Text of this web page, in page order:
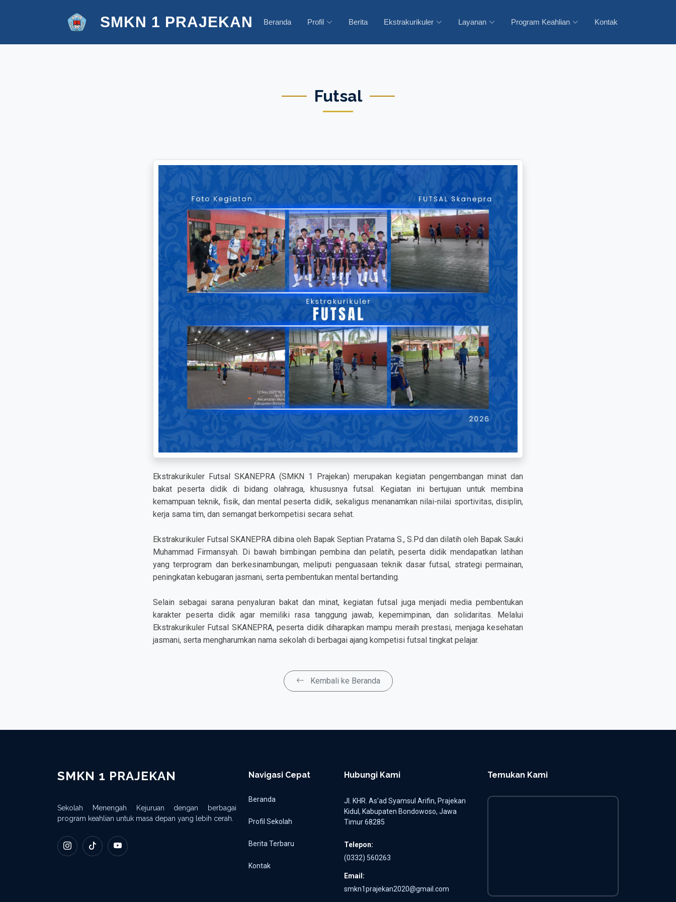
SMKN 1 PRAJEKAN Beranda Profil Berita Ekstrakurikuler Layanan Program Keahlian Kontak
Futsal
Ekstrakurikuler Futsal SKANEPRA (SMKN 1 Prajekan) merupakan kegiatan pengembangan minat dan
bakat peserta didik di bidang olahraga, khususnya futsal. Kegiatan ini bertujuan untuk membina
kemampuan teknik, fisik, dan mental peserta didik, sekaligus menanamkan nilai-nilai sportivitas, disiplin,
kerja sama tim, dan semangat berkompetisi secara sehat.
Ekstrakurikuler Futsal SKANEPRA dibina oleh Bapak Septian Pratama S., S.Pd dan dilatih oleh Bapak Sauki
Muhammad Firmansyah. Di bawah bimbingan pembina dan pelatih, peserta didik mendapatkan latihan
yang terprogram dan berkesinambungan, meliputi penguasaan teknik dasar futsal, strategi permainan,
peningkatan kebugaran jasmani, serta pembentukan mental bertanding.
Selain sebagai sarana penyaluran bakat dan minat, kegiatan futsal juga menjadi media pembentukan
karakter peserta didik agar memiliki rasa tanggung jawab, kepemimpinan, dan solidaritas. Melalui
Ekstrakurikuler Futsal SKANEPRA, peserta didik diharapkan mampu meraih prestasi, menjaga kesehatan
jasmani, serta mengharumkan nama sekolah di berbagai ajang kompetisi futsal tingkat pelajar.
Kembali ke Beranda
SMKN 1 PRAJEKAN
Sekolah Menengah Kejuruan dengan berbagai
program keahlian untuk masa depan yang lebih cerah.
Navigasi Cepat
Beranda
Profil Sekolah
Berita Terbaru
Kontak
Hubungi Kami
Jl. KHR. As'ad Syamsul Arifin, Prajekan
Kidul, Kabupaten Bondowoso, Jawa
Timur 68285
Telepon:
(0332) 560263
Email:
smkn1prajekan2020@gmail.com
Temukan Kami